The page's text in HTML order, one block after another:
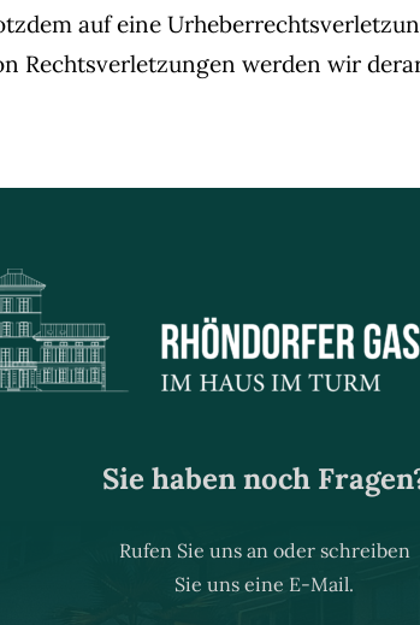
auf eine
Rechtsverletzungen werden wir
Sie haben noch
Rufen Sie uns an oder schreiben
Sie uns eine E-Mail.